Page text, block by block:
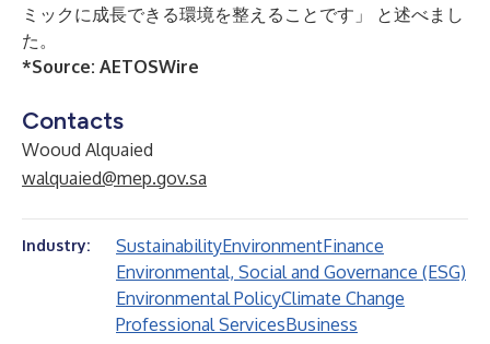
ミックに成長できる環境を整えることです」 と述べまし
た。
*Source: AETOSWire
Contacts
Wooud Alquaied
walquaied@mep.gov.sa
Industry: SustainabilityEnvironmentFinance
Environmental, Social and Governance (ESG)
Environmental PolicyClimate Change
Professional ServicesBusiness